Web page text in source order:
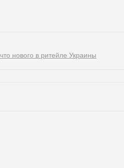
что нового в ритейле Украины